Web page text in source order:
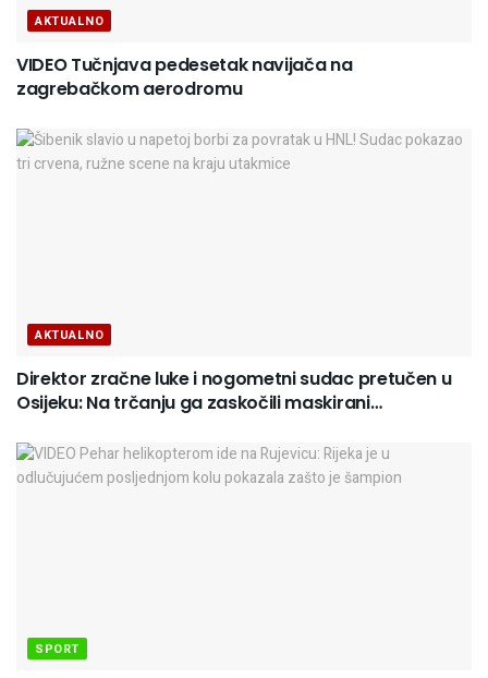
AKTUALNO
VIDEO Tučnjava pedesetak navijača na
zagrebačkom aerodromu
AKTUALNO
Direktor zračne luke i nogometni sudac pretučen u
Osijeku: Na trčanju ga zaskočili maskirani…
SPORT